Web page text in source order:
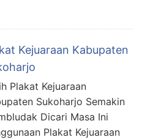
Kejuaraan Kabupaten
Plakat Kejuaraan
Sukoharjo Semakin
Dicari Masa Ini
Plakat Kejuaraan